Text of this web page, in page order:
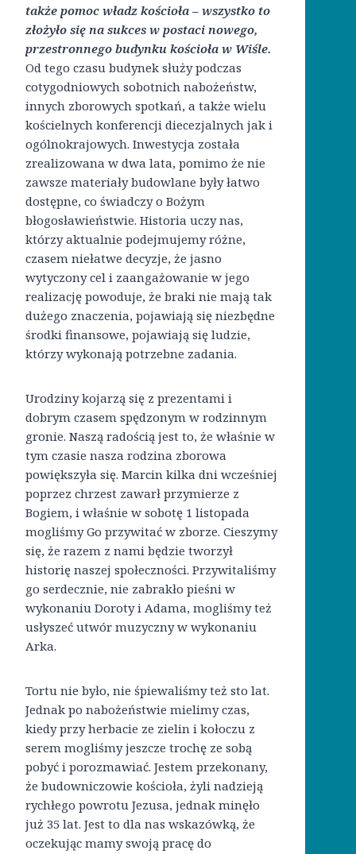
także pomoc władz kościoła – wszystko to
złożyło się na sukces w postaci nowego,
przestronnego budynku kościoła w Wiśle.
Od tego czasu budynek służy podczas
cotygodniowych sobotnich nabożeństw,
innych zborowych spotkań, a także wielu
kościelnych konferencji diecezjalnych jak i
ogólnokrajowych. Inwestycja została
zrealizowana w dwa lata, pomimo że nie
zawsze materiały budowlane były łatwo
dostępne, co świadczy o Bożym
błogosławieństwie. Historia uczy nas,
którzy aktualnie podejmujemy różne,
czasem niełatwe decyzje, że jasno
wytyczony cel i zaangażowanie w jego
realizację powoduje, że braki nie mają tak
dużego znaczenia, pojawiają się niezbędne
środki finansowe, pojawiają się ludzie,
którzy wykonają potrzebne zadania.
Urodziny kojarzą się z prezentami i
dobrym czasem spędzonym w rodzinnym
gronie. Naszą radością jest to, że właśnie w
tym czasie nasza rodzina zborowa
powiększyła się. Marcin kilka dni wcześniej
poprzez chrzest zawarł przymierze z
Bogiem, i właśnie w sobotę 1 listopada
mogliśmy Go przywitać w zborze. Cieszymy
się, że razem z nami będzie tworzył
historię naszej społeczności. Przywitaliśmy
go serdecznie, nie zabrakło pieśni w
wykonaniu Doroty i Adama, mogliśmy też
usłyszeć utwór muzyczny w wykonaniu
Arka.
Tortu nie było, nie śpiewaliśmy też sto lat.
Jednak po nabożeństwie mielimy czas,
kiedy przy herbacie ze zielin i kołoczu z
serem mogliśmy jeszcze trochę ze sobą
pobyć i porozmawiać. Jestem przekonany,
że budowniczowie kościoła, żyli nadzieją
rychłego powrotu Jezusa, jednak minęło
już 35 lat. Jest to dla nas wskazówką, że
oczekując mamy swoją pracę do